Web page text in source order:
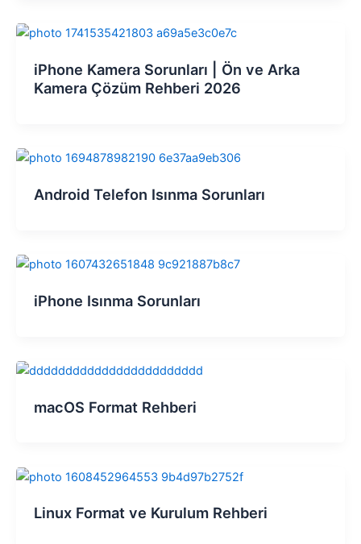
iPhone Kamera Sorunları | Ön ve Arka
Kamera Çözüm Rehberi 2026
Android Telefon Isınma Sorunları
iPhone Isınma Sorunları
macOS Format Rehberi
Linux Format ve Kurulum Rehberi